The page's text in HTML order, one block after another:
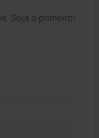
Seja o primeiro!